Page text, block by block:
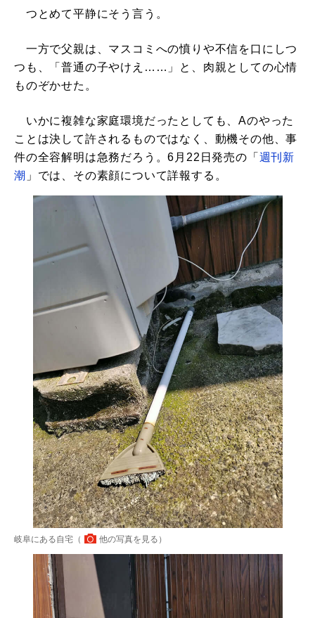
つとめて平静にそう言う。
一方で父親は、マスコミへの憤りや不信を口にしつ
つも、「普通の子やけえ……」と、肉親としての心情
ものぞかせた。
いかに複雑な家庭環境だったとしても、Aのやった
ことは決して許されるものではなく、動機その他、事
件の全容解明は急務だろう。6月22日発売の「 週刊新
潮 」では、その素顔について詳報する。
岐阜にある自宅（ 他の写真を見る ）